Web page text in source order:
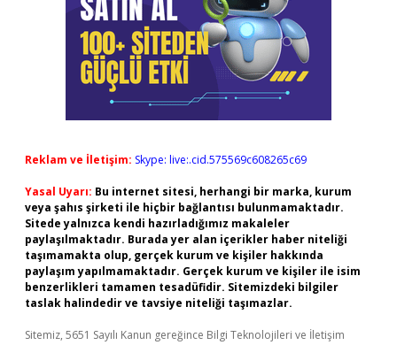
Reklam ve İletişim: Skype: live:.cid.575569c608265c69
Yasal Uyarı: Bu internet sitesi, herhangi bir marka, kurum
veya şahıs şirketi ile hiçbir bağlantısı bulunmamaktadır.
Sitede yalnızca kendi hazırladığımız makaleler
paylaşılmaktadır. Burada yer alan içerikler haber niteliği
taşımamakta olup, gerçek kurum ve kişiler hakkında
paylaşım yapılmamaktadır. Gerçek kurum ve kişiler ile isim
benzerlikleri tamamen tesadüfidir. Sitemizdeki bilgiler
taslak halindedir ve tavsiye niteliği taşımazlar.
Sitemiz, 5651 Sayılı Kanun gereğince Bilgi Teknolojileri ve İletişim